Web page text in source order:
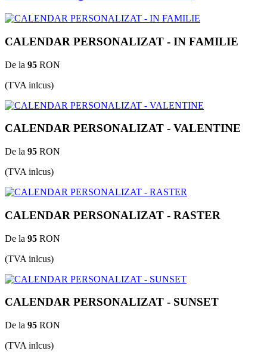
CALENDAR PERSONALIZAT - IN FAMILIE
De la 95 RON
(TVA inlcus)
CALENDAR PERSONALIZAT - VALENTINE
De la 95 RON
(TVA inlcus)
CALENDAR PERSONALIZAT - RASTER
De la 95 RON
(TVA inlcus)
CALENDAR PERSONALIZAT - SUNSET
De la 95 RON
(TVA inlcus)